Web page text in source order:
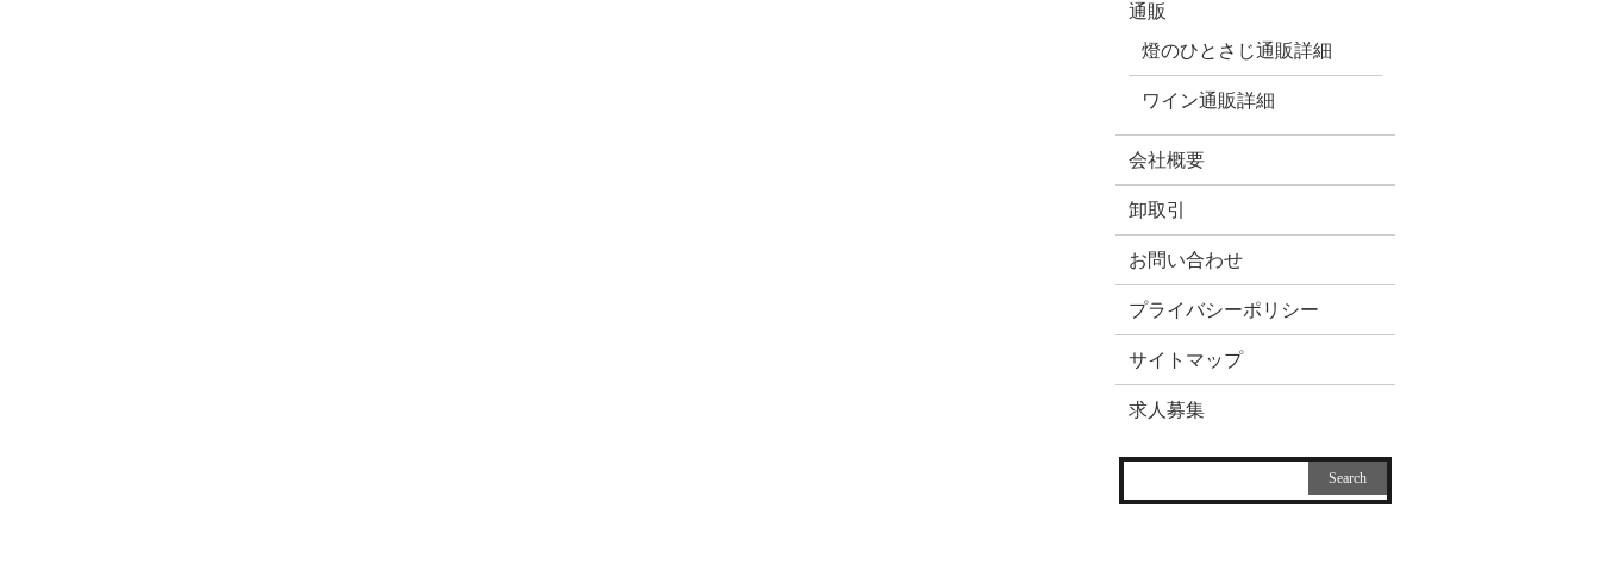
通販
燈のひとさじ通販詳細
ワイン通販詳細
会社概要
卸取引
お問い合わせ
プライバシーポリシー
サイトマップ
求人募集